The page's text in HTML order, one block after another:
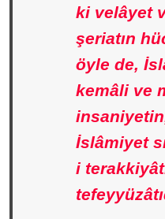
ki velâyet
şeriatın
öyle de,
kemâli ve
İslâmiyet
i